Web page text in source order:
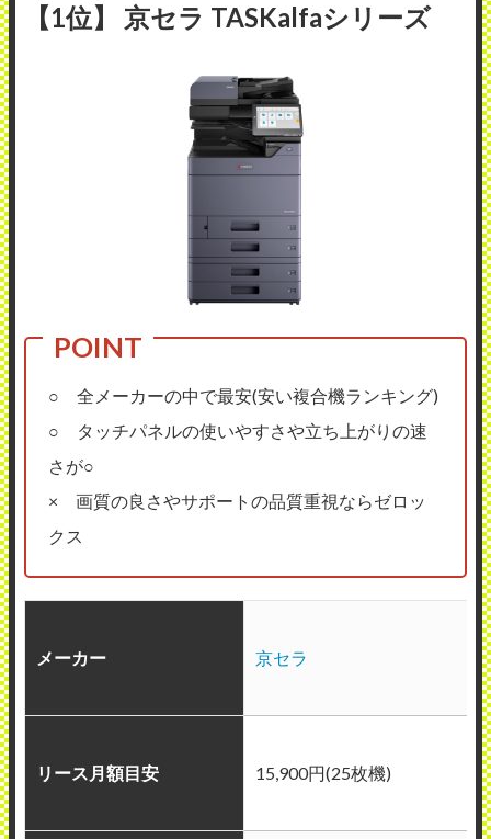
【1位】 京セラ TASKalfaシリーズ
○ 全メーカーの中で最安(安い複合機ランキング)
○ タッチパネルの使いやすさや立ち上がりの速
さが○
× 画質の良さやサポートの品質重視ならゼロッ
クス
メーカー 京セラ
リース月額目安 15,900円(25枚機)